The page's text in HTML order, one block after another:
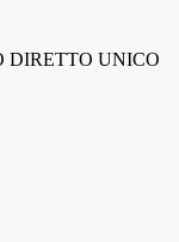
DIRETTO UNICO